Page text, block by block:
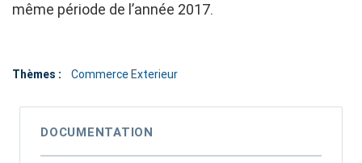
même période de l’année 2017.
Thèmes : Commerce Exterieur
DOCUMENTATION